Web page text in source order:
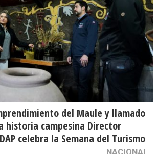
del Maule y llamado
historia campesina Director
celebra la Semana del Turismo
NACIONAL